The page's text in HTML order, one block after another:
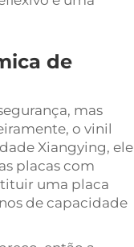
de
mas
o vinil
Xiangying, ele
placas com
uma placa
de capacidade